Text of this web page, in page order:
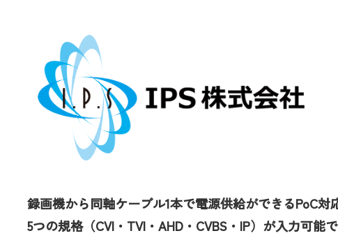
録画機から同軸ケーブル1本で電源供給ができるPoC対
5つの規格（CVI・TVI・AHD・CVBS・IP）が入力可能で